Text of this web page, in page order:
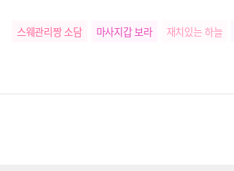
스웨관리짱 소담 마사지갑 보라 재치있는 하늘